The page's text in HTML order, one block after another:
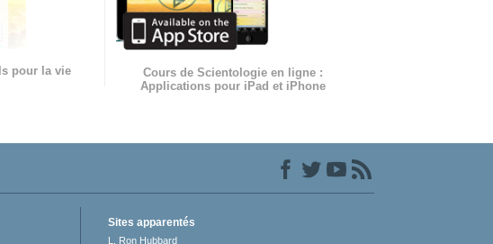
pour la vie
Cours de Scientologie en ligne :
Applications pour iPad et iPhone
Sites apparentés
L. Ron Hubbard